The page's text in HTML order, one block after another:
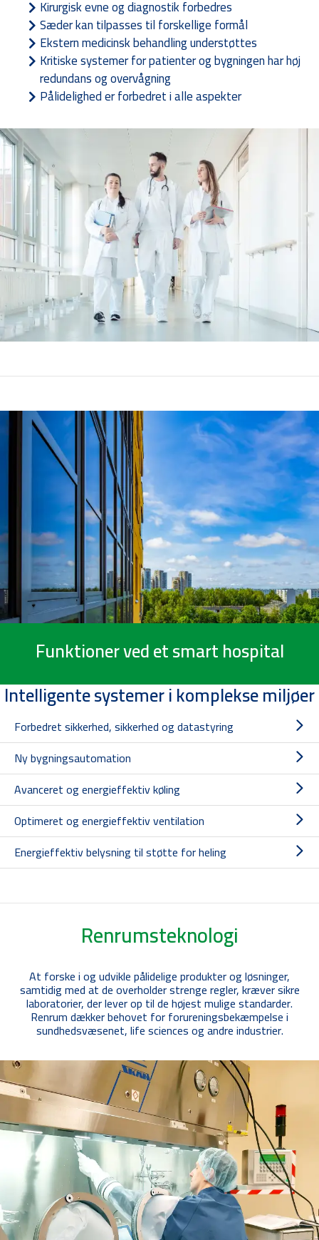
Kirurgisk evne og diagnostik forbedres
Sæder kan tilpasses til forskellige formål
Ekstern medicinsk behandling understøttes
Kritiske systemer for patienter og bygningen har høj
redundans og overvågning
Pålidelighed er forbedret i alle aspekter
Funktioner ved et smart hospital
Intelligente systemer i komplekse miljøer
Forbedret sikkerhed, sikkerhed og datastyring
Ny bygningsautomation
Avanceret og energieffektiv køling
Optimeret og energieffektiv ventilation
Energieffektiv belysning til støtte for heling
Renrumsteknologi
At forske i og udvikle pålidelige produkter og løsninger,
samtidig med at de overholder strenge regler, kræver sikre
laboratorier, der lever op til de højest mulige standarder.
Renrum dækker behovet for forureningsbekæmpelse i
sundhedsvæsenet, life sciences og andre industrier.